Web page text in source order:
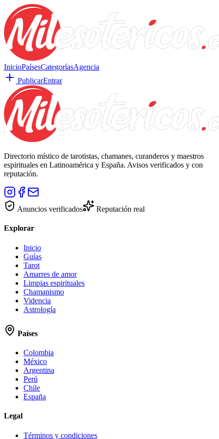
InicioPaísesCategoríasAgencia
PublicarEntrar
Directorio místico de tarotistas, chamanes, curanderos y maestros
espirituales en Latinoamérica y España. Avisos verificados y con
reputación.
Anuncios verificados Reputación real
Explorar
Inicio
Guías
Tarot
Amarres de amor
Limpias espirituales
Chamanismo
Videncia
Astrología
Países
Colombia
México
Argentina
Perú
Chile
España
Legal
Términos y condiciones